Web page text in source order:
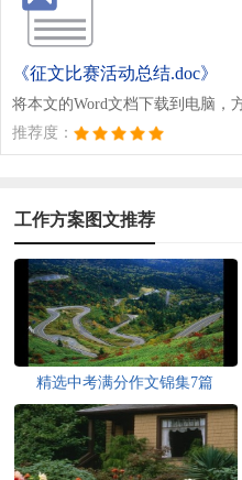
《征文比赛活动总结.doc》
将本文的Word文档下载到电脑，
推荐度：
工作方案图文推荐
精选中考满分作文锦集7篇